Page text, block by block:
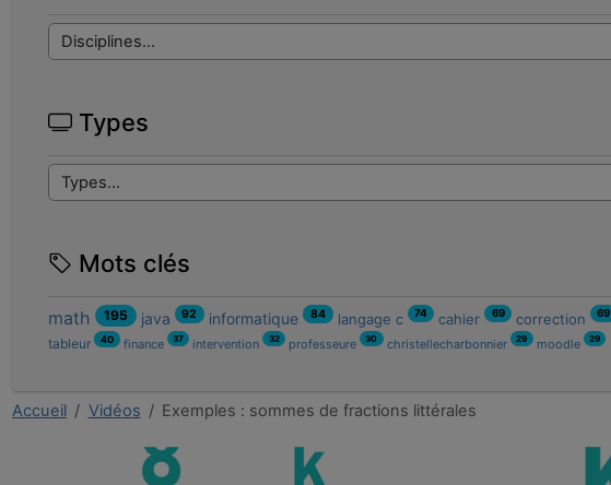
Types
Mots clés
math 195 java 92 informatique 84 langage c 74 cahier 69 correction 69
tableur 40 finance 37 intervention 32 professeure 30 christellecharbonnier 29 moodle 29
Accueil Vidéos Exemples : sommes de fractions littérales